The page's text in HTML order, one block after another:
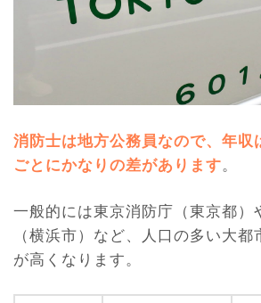
消防士は地方公務員なので、年収
ごとにかなりの差があります。
一般的には東京消防庁（東京都）
（横浜市）など、人口の多い大
が高くなります。